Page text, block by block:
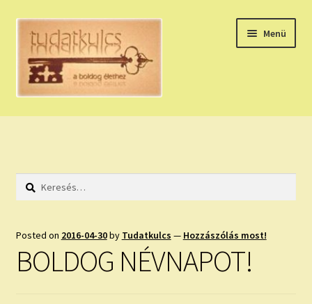
Ugrás
navigációhoz
Kilépés
tartalomba
Menü
HÚZZ EGY KÁRTYÁT!
HOLDNAPTÁR
NAPI ASZTROLÓGIA
Keresés:
Posted on 2016-04-30by Tudatkulcs — Hozzászólás most!
BOLDOG NÉVNAPOT!